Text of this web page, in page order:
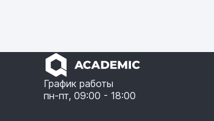
График работы
пн-пт, 09:00 - 18:00